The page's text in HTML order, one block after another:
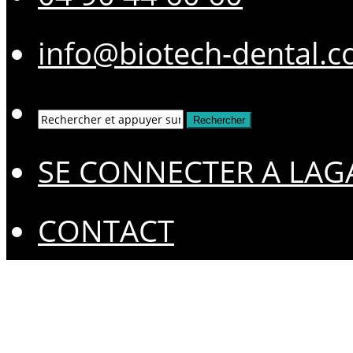
info@biotech-
SE CONNECTER A
CONTACT